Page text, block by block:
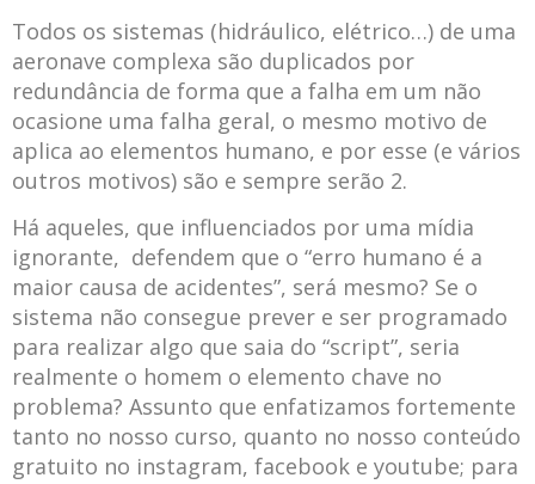
Todos os sistemas (hidráulico, elétrico…) de uma
aeronave complexa são duplicados por
redundância de forma que a falha em um não
ocasione uma falha geral, o mesmo motivo de
aplica ao elementos humano, e por esse (e vários
outros motivos) são e sempre serão 2.
Há aqueles, que influenciados por uma mídia
ignorante, defendem que o “erro humano é a
maior causa de acidentes”, será mesmo? Se o
sistema não consegue prever e ser programado
para realizar algo que saia do “script”, seria
realmente o homem o elemento chave no
problema? Assunto que enfatizamos fortemente
tanto no nosso curso, quanto no nosso conteúdo
gratuito no instagram, facebook e youtube; para